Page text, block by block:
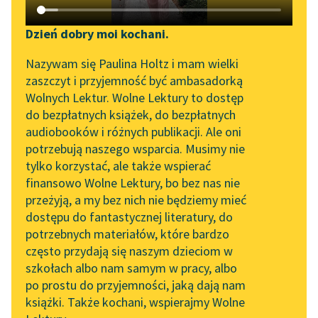
Katalog DAISY
Podkasty o książkach
Zgłoś brak utworu
Aktualności
Spotkanie z Katarzyną
Tunkiel w Oslo
Wolne Lektury na 32.
Pol’and’Rock Festivalu
„Kochanek Lady
Chatterley” do słuchania
na Wolnych Lekturach
Nowy audiobook –
„Marzenie o Oriencie”
Sophie Elkan
Kolekcja Nadwyraz.com x
Narzędzia
Mapa Wolnych Lektur
Leśmianator
Przewodnik dla piszących i
czytających
API
OAI-PMH
Widget Wolnych Lektur
Przypisy
Dzień dobry moi kochani.
Nazywam się Paulina Holtz i mam wielki
zaszczyt i przyjemność być ambasadorką
Wolnych Lektur. Wolne Lektury to dostęp
do bezpłatnych książek, do bezpłatnych
audiobooków i różnych publikacji. Ale oni
potrzebują naszego wsparcia. Musimy nie
tylko korzystać, ale także wspierać
finansowo Wolne Lektury, bo bez nas nie
przeżyją, a my bez nich nie będziemy mieć
dostępu do fantastycznej literatury, do
potrzebnych materiałów, które bardzo
często przydają się naszym dzieciom w
szkołach albo nam samym w pracy, albo
po prostu do przyjemności, jaką dają nam
książki. Także kochani, wspierajmy Wolne
Bolesław Leśmian
Wówczas sułtan kazał
wezyrowi i stu
rycerzom zatrzymać
się pod jednym ze
wzgórz hebanowych i...
Czytaj więcej
Motyw: Samotność